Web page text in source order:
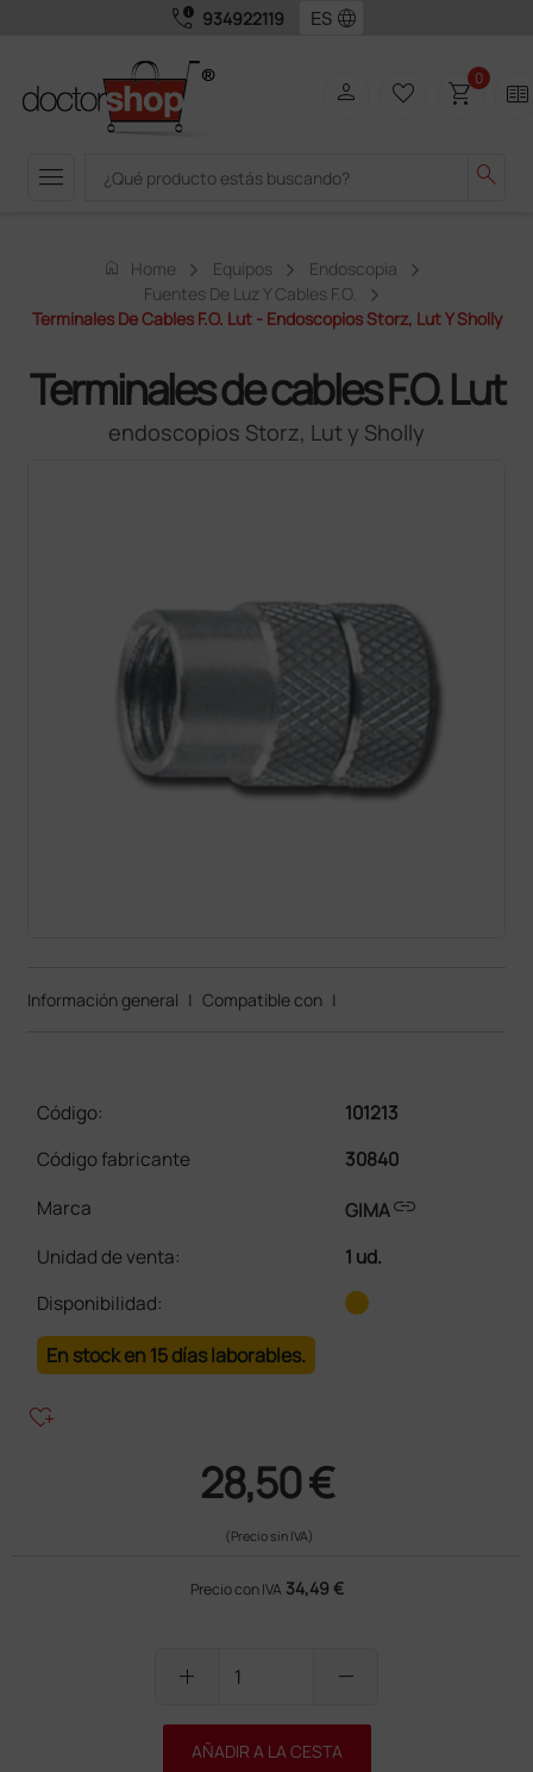
call_quality 934922119 language
menu search
person favorite_border shopping_cart0 two_pager
home Home Equipos
Endoscopia
Fuentes De Luz Y Cables F.O.
Terminales De Cables F.O. Lut - Endoscopios Storz, Lut Y Sholly
Terminales de cables F.O. Lut
endoscopios Storz, Lut y Sholly
Información general | Compatible con |
Código:
101213
Código fabricante
30840
Marca
GIMAlink
Unidad de venta:
1 ud.
Disponibilidad:
En stock en 15 días laborables.
heart_plus
28,50 €
(Precio sin IVA)
Precio con IVA 34,49 €
add remove
AÑADIR A LA CESTA